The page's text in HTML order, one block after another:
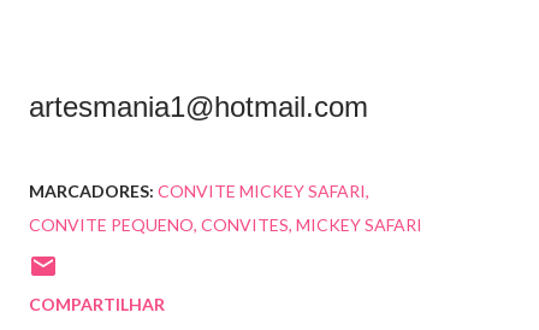
artesmania1@hotmail.com
MARCADORES: CONVITE MICKEY SAFARI
CONVITE PEQUENO CONVITES MICKEY SAFARI
COMPARTILHAR